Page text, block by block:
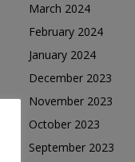
March 2024
February 2024
January 2024
December 2023
November 2023
October 2023
September 2023